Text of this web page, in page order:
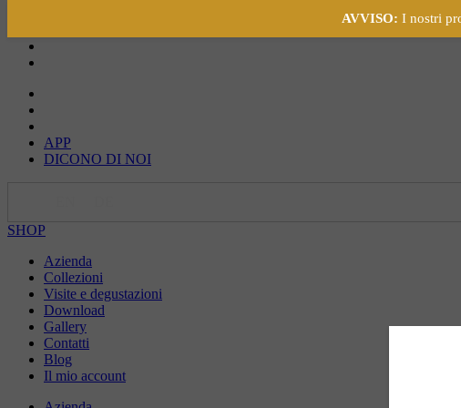
APP
DICONO DI NOI
SHOP
Azienda
Collezioni
Visite e degustazioni
Download
Gallery
Contatti
Blog
Il mio account
AVVISO: I nostri